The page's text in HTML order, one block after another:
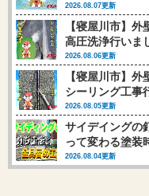
2026.08.07更新
【寝屋川市】
高圧洗浄行いま
2026.08.06更新
【寝屋川市】
シーリング工事
2026.08.05更新
サイデイングの
って変わる塗装
2026.08.04更新